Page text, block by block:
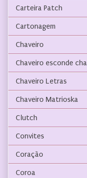
Carteira Patch
Cartonagem
Chaveiro
Chaveiro esconde
Chaveiro Letras
Chaveiro Matrioska
Clutch
Convites
Coração
Coroa